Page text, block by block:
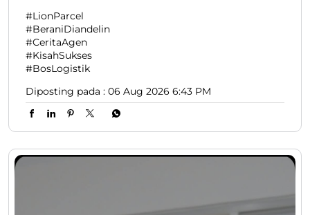
#LionParcel
#BeraniDiandelin
#CeritaAgen
#KisahSukses
#BosLogistik
Diposting pada : 06 Aug 2026 6:43 PM